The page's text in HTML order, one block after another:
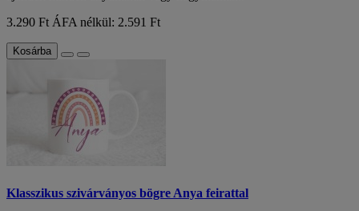
3.290 Ft ÁFA nélkül: 2.591 Ft
Kosárba
Klasszikus szivárványos bögre Anya feirattal